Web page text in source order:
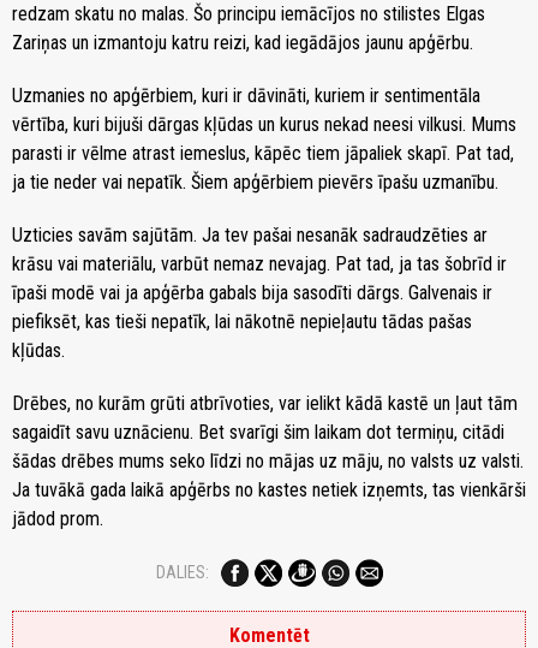
redzam skatu no malas. Šo principu iemācījos no stilistes Elgas
Zariņas un izmantoju katru reizi, kad iegādājos jaunu apģērbu.
Uzmanies no apģērbiem, kuri ir dāvināti, kuriem ir sentimentāla
vērtība, kuri bijuši dārgas kļūdas un kurus nekad neesi vilkusi. Mums
parasti ir vēlme atrast iemeslus, kāpēc tiem jāpaliek skapī. Pat tad,
ja tie neder vai nepatīk. Šiem apģērbiem pievērs īpašu uzmanību.
Uzticies savām sajūtām. Ja tev pašai nesanāk sadraudzēties ar
krāsu vai materiālu, varbūt nemaz nevajag. Pat tad, ja tas šobrīd ir
īpaši modē vai ja apģērba gabals bija sasodīti dārgs. Galvenais ir
piefiksēt, kas tieši nepatīk, lai nākotnē nepieļautu tādas pašas
kļūdas.
Drēbes, no kurām grūti atbrīvoties, var ielikt kādā kastē un ļaut tām
sagaidīt savu uznācienu. Bet svarīgi šim laikam dot termiņu, citādi
šādas drēbes mums seko līdzi no mājas uz māju, no valsts uz valsti.
Ja tuvākā gada laikā apģērbs no kastes netiek izņemts, tas vienkārši
jādod prom.
DALIES:
Komentēt